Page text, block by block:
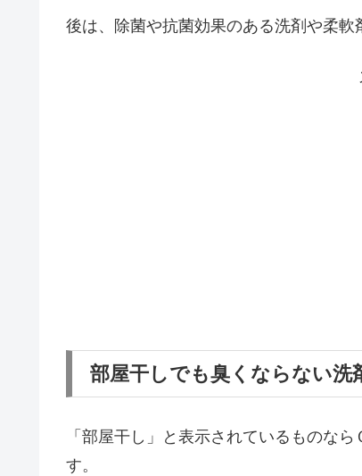
後は、除菌や抗菌効果のある洗剤や柔軟
部屋干しでも臭くならない洗
「部屋干し」と表示されているものな
す。